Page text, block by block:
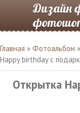
Дизайн
Главная » Фотоальбом »
Happy birthday с
Открытка